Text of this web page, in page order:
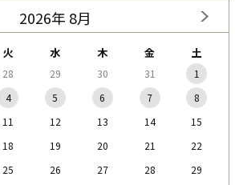
2026年 8月
火 水 木 金 土
28 29 30 31
1
4 5 6 7
8
11 12 13 14
15
18 19 20 21
22
25 26 27 28
29